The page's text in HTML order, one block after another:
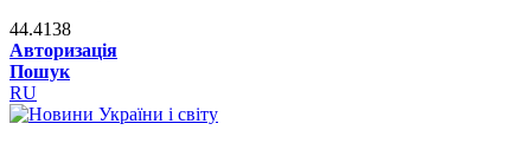
44.4138
Авторизація
Пошук
RU